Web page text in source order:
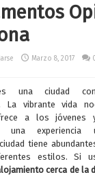
Marzo 8, 2017
una ciudad
La vibrante vida
a los jóvenes
una experiencia
tiene
estilos. Si
cerca de la